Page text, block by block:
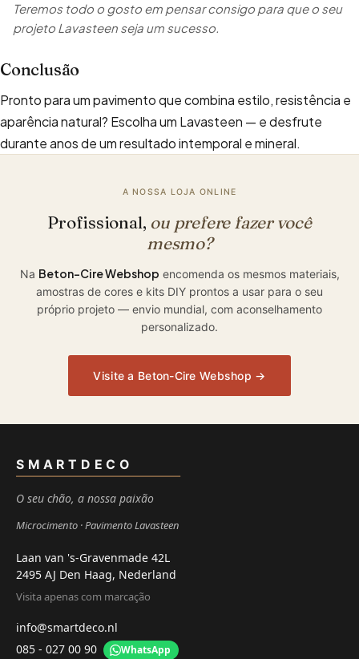
Teremos todo o gosto em pensar consigo para que o seu
projeto Lavasteen seja um sucesso.
Conclusão
Pronto para um pavimento que combina estilo, resistência e
aparência natural? Escolha um Lavasteen — e desfrute
durante anos de um resultado intemporal e mineral.
A NOSSA LOJA ONLINE
Profissional, ou prefere fazer você
mesmo?
Na Beton-Cire Webshop encomenda os mesmos materiais,
amostras de cores e kits DIY prontos a usar para o seu
próprio projeto — envio mundial, com aconselhamento
personalizado.
Visite a Beton-Cire Webshop →
SMARTDECO
O seu chão, a nossa paixão
Microcimento Pavimento Lavasteen
Laan van 's-Gravenmade 42L
2495 AJ Den Haag, Nederland
Visita apenas com marcação
info@smartdeco.nl
085 - 027 00 90
WhatsApp